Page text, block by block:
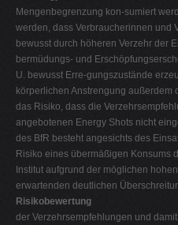
Mengenbegrenzung kon-sumiert
werden, dass Verbraucherinnen und
bewusst durch höheren Verzehr der
bermüdungs- und
U. bewusst Erre-gungszustände
körperlichen Anstrengung außerdem
das Risiko, dass die
angebotenen Energy Shots nicht
des BfR besteht angesichts des
Risiko eines übermäßigen Konsums
Institut aufgrund der möglichen
erwartenden deutlichen
Risikobewertung
der Verzehrsempfehlungen und